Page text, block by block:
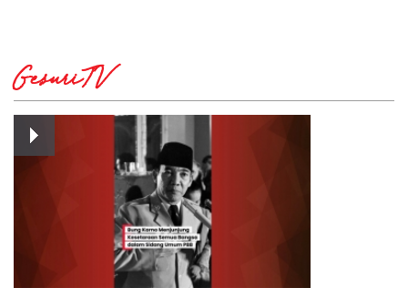
GesuriTV